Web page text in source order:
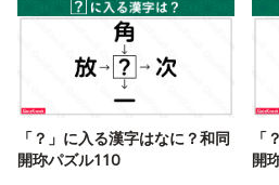
「？」に入る漢字はなに？和同
開珎パズル110
「
開